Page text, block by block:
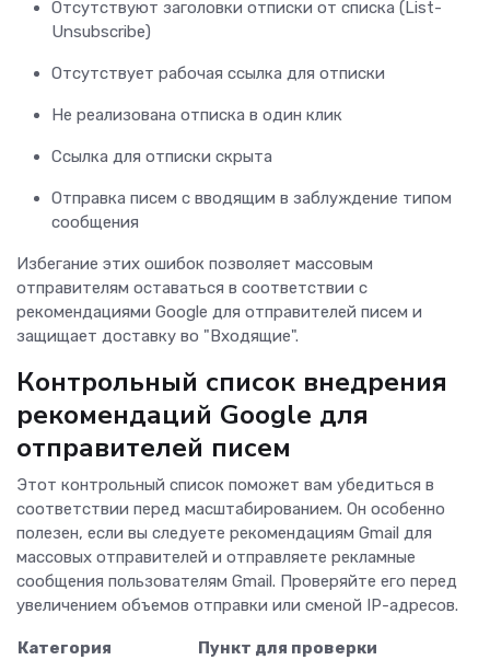
Отсутствуют заголовки отписки от списка (List-
Unsubscribe)
Отсутствует рабочая ссылка для отписки
Не реализована отписка в один клик
Ссылка для отписки скрыта
Отправка писем с вводящим в заблуждение типом
сообщения
Избегание этих ошибок позволяет массовым
отправителям оставаться в соответствии с
рекомендациями Google для отправителей писем и
защищает доставку во "Входящие".
Контрольный список внедрения
рекомендаций Google для
отправителей писем
Этот контрольный список поможет вам убедиться в
соответствии перед масштабированием. Он особенно
полезен, если вы следуете рекомендациям Gmail для
массовых отправителей и отправляете рекламные
сообщения пользователям Gmail. Проверяйте его перед
увеличением объемов отправки или сменой IP-адресов.
Категория Пункт для проверки